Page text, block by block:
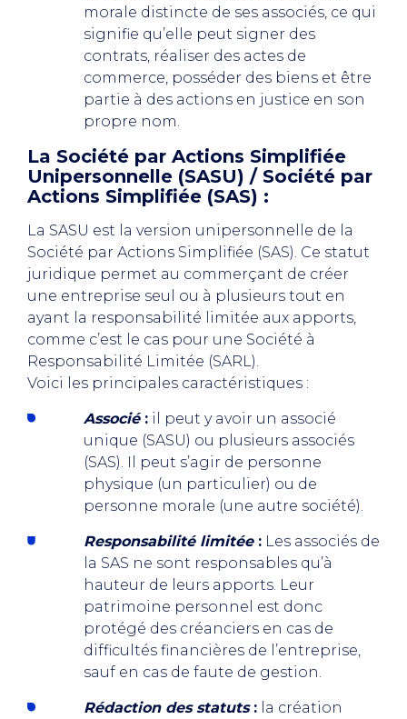
morale distincte de ses associés, ce qui
signifie qu’elle peut signer des
contrats, réaliser des actes de
commerce, posséder des biens et être
partie à des actions en justice en son
propre nom.
La Société par Actions Simplifiée
Unipersonnelle (SASU) / Société par
Actions Simplifiée (SAS) :
La SASU est la version unipersonnelle de la
Société par Actions Simplifiée (SAS). Ce statut
juridique permet au commerçant de créer
une entreprise seul ou à plusieurs tout en
ayant la responsabilité limitée aux apports,
comme c’est le cas pour une Société à
Responsabilité Limitée (SARL).
Voici les principales caractéristiques :
Associé : il peut y avoir un associé
unique (SASU) ou plusieurs associés
(SAS). Il peut s’agir de personne
physique (un particulier) ou de
personne morale (une autre société).
Responsabilité limitée: Les associés de
la SAS ne sont responsables qu’à
hauteur de leurs apports. Leur
patrimoine personnel est donc
protégé des créanciers en cas de
difficultés financières de l’entreprise,
sauf en cas de faute de gestion.
Rédaction des statuts: la création